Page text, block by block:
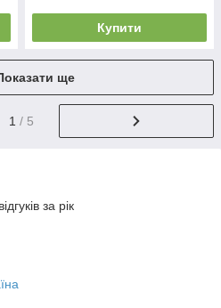
Купити
ще
1 / 5
за рік